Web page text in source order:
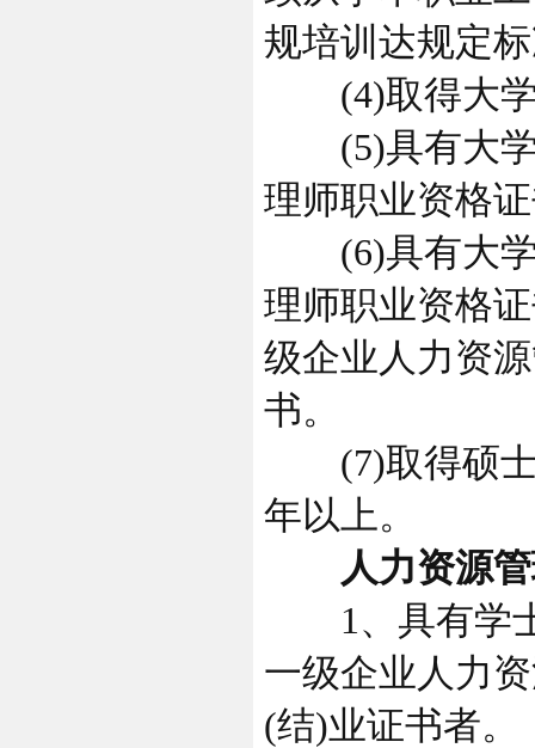
规培训达规定
(4)取得大学
(5)具有大学
理师职业资格
(6)具有大学
理师职业资格
级企业人力资
书。
(7)取得硕士
年以上。
人力资源管
1、具有学士
一级企业人力
(结)业证书者。